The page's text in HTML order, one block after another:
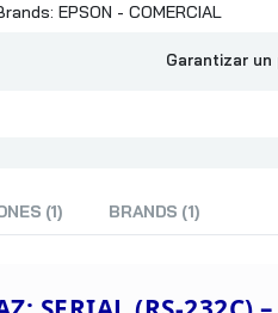
EPSON - COMERCIAL
Garantizar
(1) BRANDS (1)